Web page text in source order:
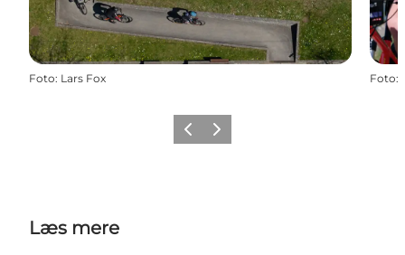
Foto: Lars Fox Foto:
Forrige billede
Næste billede
Læs mere